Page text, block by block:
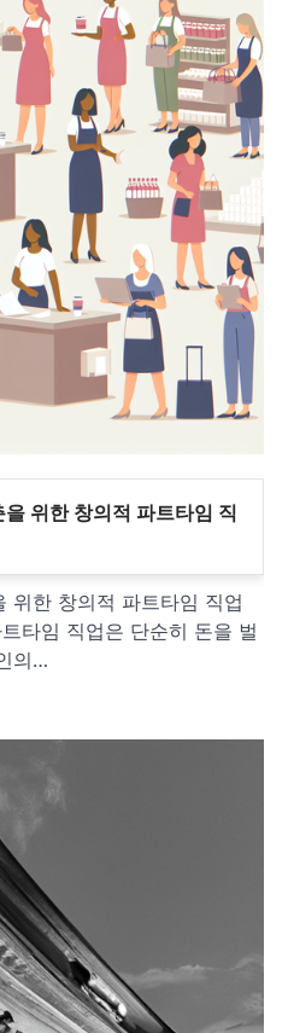
위한 창의적 파트타임 직
위한 창의적 파트타임 직업
타임 직업은 단순히 돈을 벌
의…